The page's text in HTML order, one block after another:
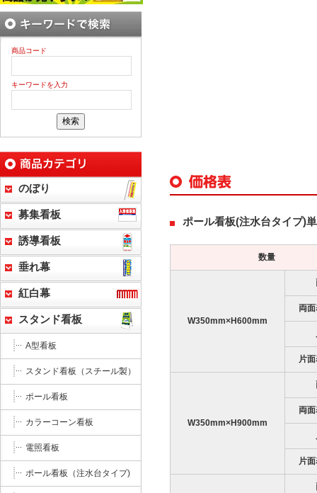
ポール看板(注水台タイプ)
数量
W350mm×H600mm
両
片
W350mm×H900mm
両
片
商品コード
キーワードを入力
のぼり
募集看板
誘導看板
垂れ幕
紅白幕
スタンド看板
A型看板
スタンド看板（スチール製）
ポール看板
カラーコーン看板
電照看板
ポール看板（注水台タイプ)